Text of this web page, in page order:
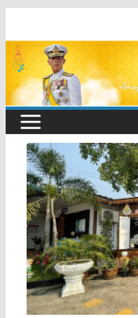
to
content